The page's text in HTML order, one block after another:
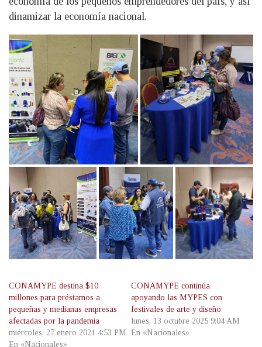
dinamizar la economía nacional.
CONAMYPE destina $10
millones para préstamos a
pequeñas y medianas empresas
afectadas por la pandemia
miércoles, 27 enero 2021 4:53 PM
En «Nacionales»
CONAMYPE continúa
apoyando las MYPES con
festivales de arte y diseño
lunes, 13 octubre 2025 9:04 AM
En «Nacionales»